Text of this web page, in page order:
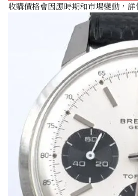
收購價格會因應時期和市場變動，詳